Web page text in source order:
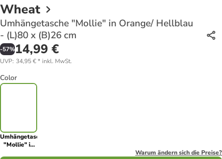
Wheat
Umhängetasche "Mollie" in Orange/ Hellblau
- (L)80 x (B)26 cm
-57%14,99 €
UVP: 34,95 €* inkl. MwSt.
Color
Umhängetasche
"Mollie" in
Warum ändern sich die Preise?